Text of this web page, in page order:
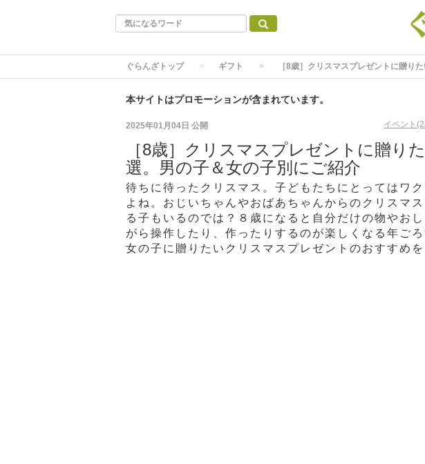
ぐらんざトップ ギフト ［8歳］クリスマスプレゼントに贈り
本サイトはプロモーションが含まれています。
2025年01月04日 公開 イベント
［8歳］クリスマスプレゼントに贈り
選。男の子＆女の子別にご紹介
待ちに待ったクリスマス。子どもたちにとってはワ
よね。おじいちゃんやおばあちゃんからのクリスマ
る子もいるのでは？８歳になると自分だけの物やお
がら操作したり、作ったりするのが楽しくなる年ご
女の子に贈りたいクリスマスプレゼントのおすすめを